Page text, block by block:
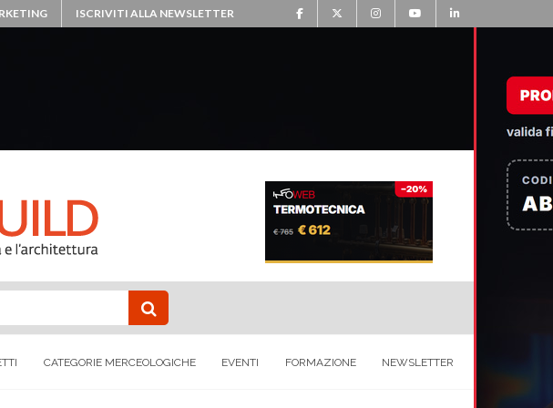
ISCRIVITI ALLA NEWSLETTER
CATEGORIE MERCEOLOGICHE EVENTI FORMAZIONE NEWSLETTER